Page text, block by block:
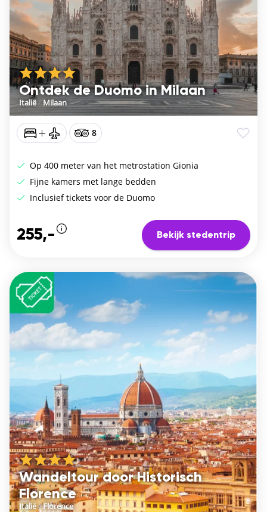
Ontdek de Duomo in Milaan
Italië/Milaan
8
Op 400 meter van het metrostation Gionia
Fijne kamers met lange bedden
Inclusief tickets voor de Duomo
255,- Bekijk stedentrip
Wandeltour door Historisch
Florence
Italië/Florence